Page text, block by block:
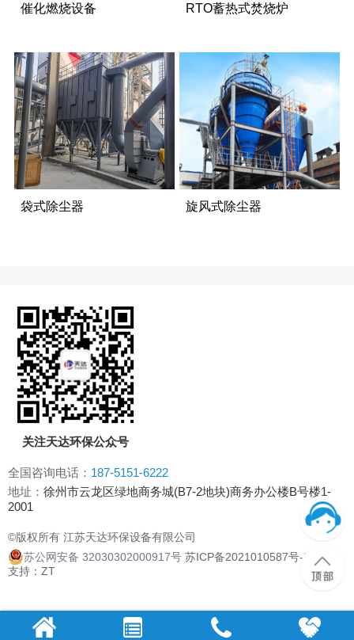
催化燃烧设备 RTO蓄热式焚烧炉
袋式除尘器 旋风式除尘器
关注天达环保公众号
全国咨询电话： 187-5151-6222
地址： 徐州市云龙区绿地商务城(B7-2地块)商务办公楼B号楼1-
2001
©版权所有 江苏天达环保设备有限公司
苏公网安备 32030302000917号 苏ICP备2021010587号-2
技术
支持： ZT